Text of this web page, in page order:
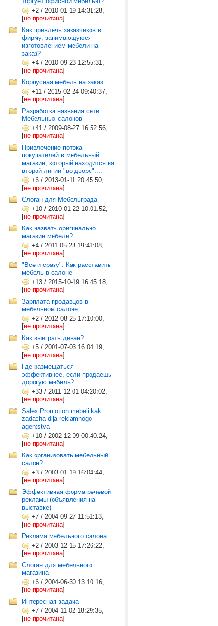
+2 / 2010-01-19 14:31:28,
[не прочитана]
Как привлечь заказчиков в
фирму, занимающуюся
изготовлением мебели на
заказ?
+4 / 2010-09-23 12:55:31,
[не прочитана]
Корпусная мебель на заказ
+11 / 2015-02-24 09:40:37,
[не прочитана]
Разработка названия сети
Мебельных салонов
+41 / 2009-08-27 16:52:56,
[не прочитана]
Привлечение потока
покупателей в мебельный
магазин, который находится на
второй линии "во дворе"....
+6 / 2013-01-11 20:45:50,
[не прочитана]
Слоган для Мебельграда
+10 / 2010-01-22 10:01:52,
[не прочитана]
Как назвать оригинально
магазин мебели?
+4 / 2011-05-23 19:41:08,
[не прочитана]
"Все и сразу". Как расставить
мебель в салоне
+13 / 2015-10-19 16:45:18,
[не прочитана]
Зарплата продавцов в
мебельном салоне
+2 / 2012-08-25 17:10:00,
[не прочитана]
Как выиграть диван?
+5 / 2001-07-03 16:04:19,
[не прочитана]
Где размещаться
эффективнее, если продаешь
дорогую мебель?
+33 / 2011-12-01 04:20:02,
[не прочитана]
Sales Promotion mebeli kak
zadacha dlja reklamnogo
agentstva
+10 / 2002-12-09 00:40:24,
[не прочитана]
Как организовать мебельный
салон?
+3 / 2003-01-19 16:04:44,
[не прочитана]
Эффективная форма речевой
рекламы (объявления на
выставке)
+7 / 2004-09-27 11:51:13,
[не прочитана]
Реклама мебельного салона...
+2 / 2003-12-15 17:26:22,
[не прочитана]
Слоган для мебельного
магазина
+6 / 2004-06-30 13:10:16,
[не прочитана]
Интересная задача
+7 / 2004-11-02 18:29:35,
[не прочитана]